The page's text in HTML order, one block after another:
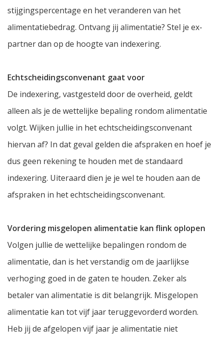
stijgingspercentage en het veranderen van het
alimentatiebedrag. Ontvang jij alimentatie? Stel je ex-
partner dan op de hoogte van indexering.
Echtscheidingsconvenant gaat voor
De indexering, vastgesteld door de overheid, geldt
alleen als je de wettelijke bepaling rondom alimentatie
volgt. Wijken jullie in het echtscheidingsconvenant
hiervan af? In dat geval gelden die afspraken en hoef je
dus geen rekening te houden met de standaard
indexering. Uiteraard dien je je wel te houden aan de
afspraken in het echtscheidingsconvenant.
Vordering misgelopen alimentatie kan flink oplopen
Volgen jullie de wettelijke bepalingen rondom de
alimentatie, dan is het verstandig om de jaarlijkse
verhoging goed in de gaten te houden. Zeker als
betaler van alimentatie is dit belangrijk. Misgelopen
alimentatie kan tot vijf jaar teruggevorderd worden.
Heb jij de afgelopen vijf jaar je alimentatie niet